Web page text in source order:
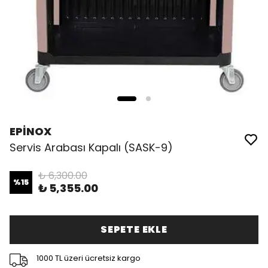
EPİNOX
Servis Arabası Kapalı (SASK-9)
%15 ₺ 6,300.00
₺ 5,355.00
SEPETE EKLE
1000 TL üzeri ücretsiz kargo